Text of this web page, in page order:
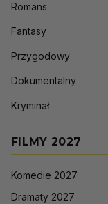
Romans
Fantasy
Przygodowy
Dokumentalny
Kryminał
FILMY 2027
Komedie 2027
Dramaty 2027